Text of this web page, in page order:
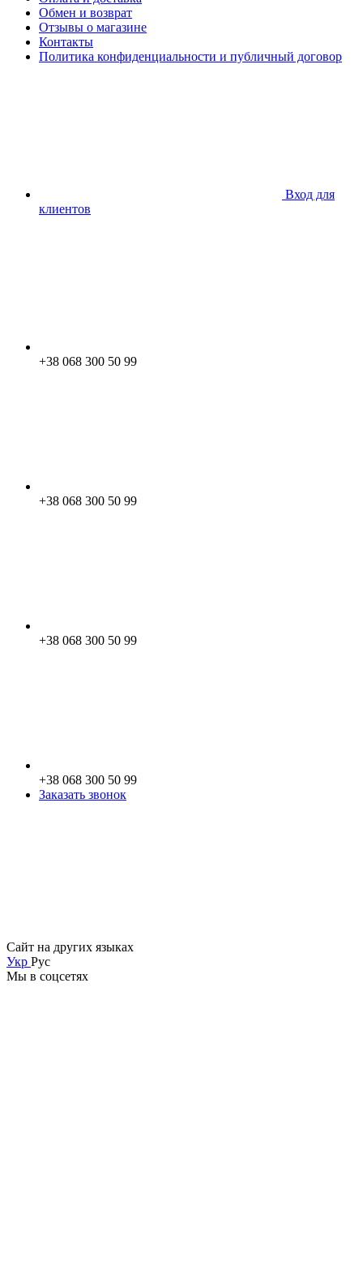
Обмен и возврат
Отзывы о магазине
Контакты
Политика конфиденциальности и публичный договор
Вход для
клиентов
+38 068 300 50 99
+38 068 300 50 99
+38 068 300 50 99
+38 068 300 50 99
Заказать звонок
Сайт на других языках
Укр Рус
Мы в соцсетях